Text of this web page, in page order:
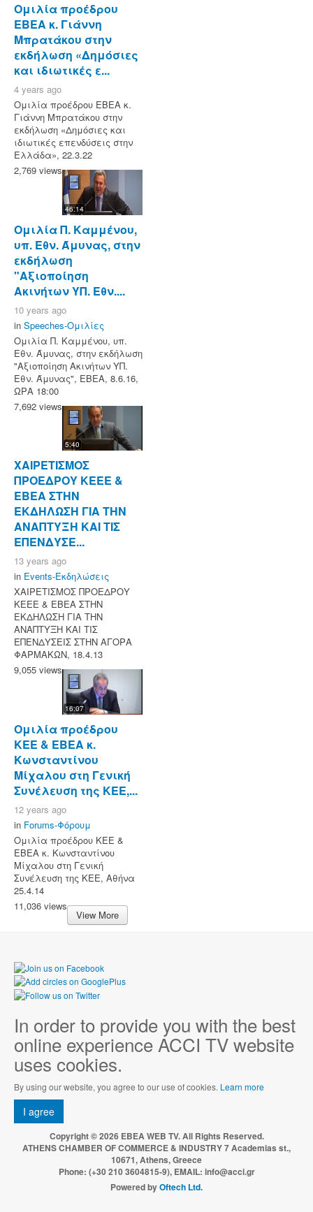
Ομιλία προέδρου
ΕΒΕΑ κ. Γιάννη
Μπρατάκου στην
εκδήλωση «Δημόσιες
και ιδιωτικές ε...
4 years ago
Ομιλία προέδρου ΕΒΕΑ κ.
Γιάννη Μπρατάκου στην
εκδήλωση «Δημόσιες και
ιδιωτικές επενδύσεις στην
Ελλάδα», 22.3.22
2,769 views
46:14
Ομιλία Π. Καμμένου,
υπ. Εθν. Άμυνας, στην
εκδήλωση
"Αξιοποίηση
Ακινήτων ΥΠ. Εθν....
10 years ago
in Speeches-Ομιλίες
Ομιλία Π. Καμμένου, υπ.
Εθν. Άμυνας, στην εκδήλωση
"Αξιοποίηση Ακινήτων ΥΠ.
Εθν. Άμυνας", ΕΒΕΑ, 8.6.16,
ΩΡΑ 18:00
7,692 views
5:40
ΧΑΙΡΕΤΙΣΜΟΣ
ΠΡΟΕΔΡΟΥ ΚΕΕΕ &
EBEA ΣΤΗΝ
ΕΚΔΗΛΩΣΗ ΓΙΑ ΤΗΝ
ΑΝΑΠΤΥΞΗ ΚΑΙ ΤΙΣ
ΕΠΕΝΔΥΣΕ...
13 years ago
in Events-Εκδηλώσεις
ΧΑΙΡΕΤΙΣΜΟΣ ΠΡΟΕΔΡΟΥ
ΚΕΕΕ & EBEA ΣΤΗΝ
ΕΚΔΗΛΩΣΗ ΓΙΑ ΤΗΝ
ΑΝΑΠΤΥΞΗ ΚΑΙ ΤΙΣ
ΕΠΕΝΔΥΣΕΙΣ ΣΤΗΝ ΑΓΟΡΑ
ΦΑΡΜΑΚΩΝ, 18.4.13
9,055 views
16:07
Ομιλία προέδρου
ΚΕΕ & ΕΒΕΑ κ.
Κωνσταντίνου
Μίχαλου στη Γενική
Συνέλευση της ΚΕΕ,...
12 years ago
in Forums-Φόρουμ
Ομιλία προέδρου ΚΕΕ &
ΕΒΕΑ κ. Κωνσταντίνου
Μίχαλου στη Γενική
Συνέλευση της ΚΕΕ, Αθήνα
25.4.14
11,036 views
View More
In order to provide you with the best
online experience ACCI TV website
uses cookies.
By using our website, you agree to our use of cookies. Learn more
I agree
Copyright © 2026 EBEA WEB TV. All Rights Reserved.
ATHENS CHAMBER OF COMMERCE & INDUSTRY 7 Academias st.,
10671, Athens, Greece
Phone: (+30 210 3604815-9), EMAIL: info@acci.gr
Powered byOftech Ltd.